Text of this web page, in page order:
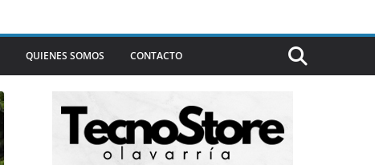
QUIENES SOMOS CONTACTO